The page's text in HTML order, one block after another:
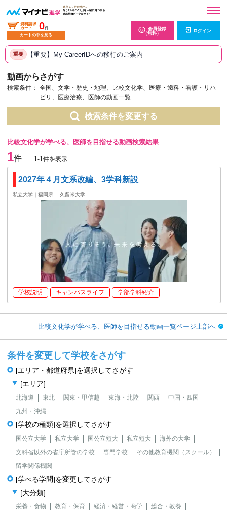
資料請求
カート
0件
カートの中を見る
会員登録
（無料）
ログイン
重要 【重要】My CareerIDへの移行のご案内
動画からさがす
検索条件：
全国、文学・歴史・地理、比較文化学、医療・歯科・看護・リハ
ビリ、医療治療、医師の動画一覧
検索条件を変更する
比較文化学が学べる、医師を目指せる動画検索結果
1件 1-1件を表示
2027年４月文系改編、3学科新設
私立大学｜福岡県 久留米大学
学校説明 キャンパスライフ 学部学科紹介
比較文化学が学べる、医師を目指せる動画一覧ページ上部へ
条件を変更して学校をさがす
[エリア・都道府県]を選択してさがす
[エリア]
北海道 東北 関東・甲信越 東海・北陸 関西
中国・四国
九州・沖縄
[学校の種類]を選択してさがす
国公立大学 私立大学 国公立短大 私立短大
海外の大学
文科省以外の省庁所管の学校
専門学校
その他教育機関（スクール）
留学関係機関
[学べる学問]を変更してさがす
[大分類]
栄養・食物 教育・保育 経済・経営・商学
総合・教養